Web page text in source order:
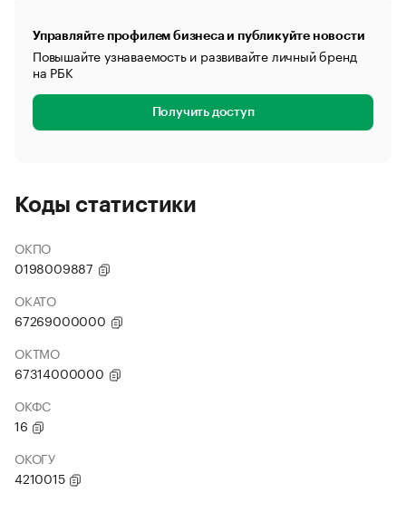
Управляйте профилем бизнеса и публикуйте новости
Повышайте узнаваемость и развивайте личный бренд
на РБК
Получить доступ
Коды статистики
ОКПО
0198009887
ОКАТО
67269000000
ОКТМО
67314000000
ОКФС
16
ОКОГУ
4210015